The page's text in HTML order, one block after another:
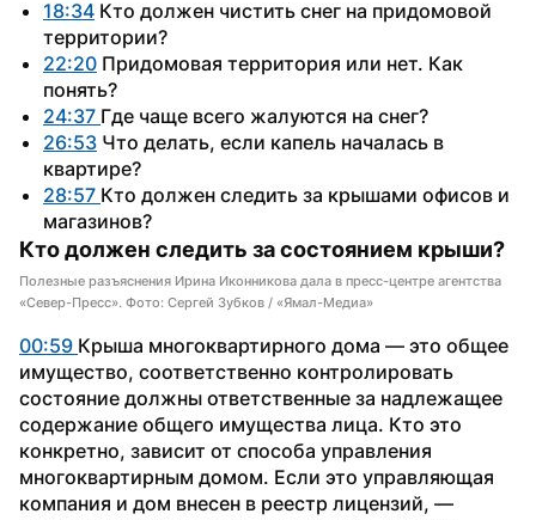
18:34 Кто должен чистить снег на придомовой
территории?
22:20 Придомовая территория или нет. Как
понять?
24:37 Где чаще всего жалуются на снег?
26:53 Что делать, если капель началась в
квартире?
28:57 Кто должен следить за крышами офисов и
магазинов?
Кто должен следить за состоянием крыши?
Полезные разъяснения Ирина Иконникова дала в пресс-центре агентства
«Север-Пресс». Фото: Сергей Зубков / «Ямал-Медиа»
00:59 Крыша многоквартирного дома — это общее
имущество, соответственно контролировать
состояние должны ответственные за надлежащее
содержание общего имущества лица. Кто это
конкретно, зависит от способа управления
многоквартирным домом. Если это управляющая
компания и дом внесен в реестр лицензий, —